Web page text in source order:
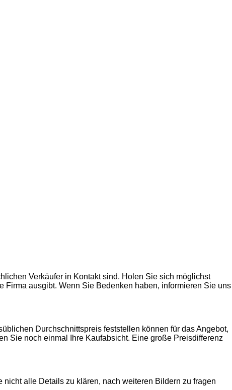
Verkäufer in Kontakt sind. Holen Sie sich möglichst
Firma ausgibt. Wenn Sie Bedenken haben, informieren Sie uns
Durchschnittspreis feststellen können für das Angebot,
Sie noch einmal Ihre Kaufabsicht. Eine große Preisdifferenz
alle Details zu klären, nach weiteren Bildern zu fragen